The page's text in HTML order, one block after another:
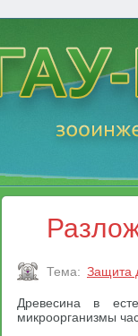
Тема: Защита
Древесина в
микроорганизмы